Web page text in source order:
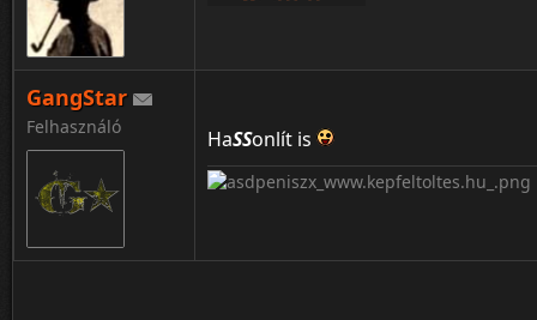
GangStar
Felhasználó HaSSonlít is